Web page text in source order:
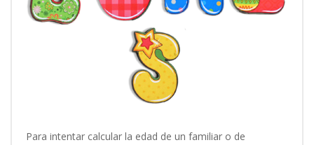
Para intentar calcular la edad de un familiar o de